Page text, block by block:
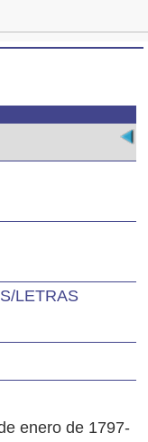
LETRAS
enero de 1797-